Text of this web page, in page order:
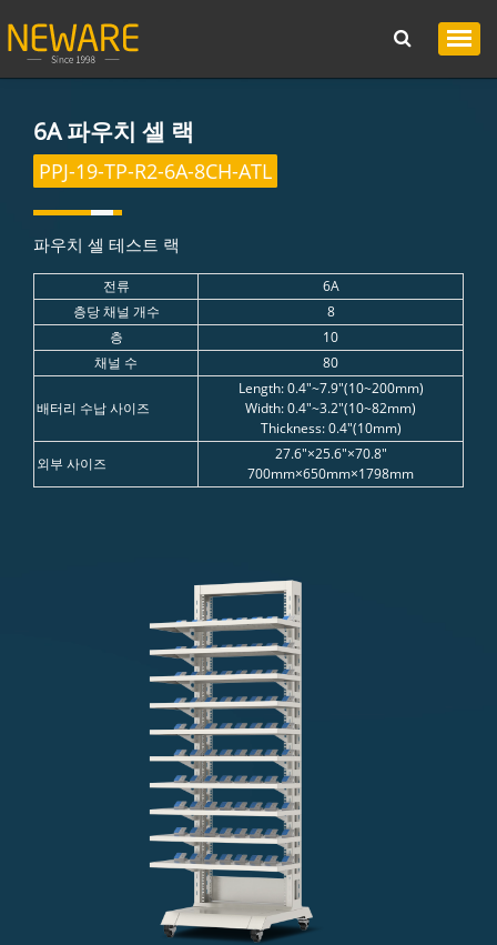
6A 파우치 셀 랙
PPJ-19-TP-R2-6A-8CH-ATL
파우치 셀 테스트 랙
전류
6A
층당 채널 개수
8
층
10
채널 수
80
배터리 수납 사이즈
Length: 0.4"~7.9"(10~200mm)
Width: 0.4"~3.2"(10~82mm)
Thickness: 0.4"(10mm)
외부 사이즈
27.6"×25.6"×70.8"
700mm×650mm×1798mm